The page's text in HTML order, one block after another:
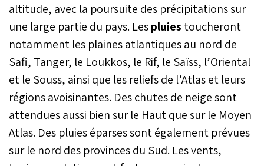
altitude, avec la poursuite des précipitations sur
une large partie du pays. Lespluies toucheront
notamment les plaines atlantiques au nord de
Safi, Tanger, le Loukkos, le Rif, le Saïss, l’Oriental
et le Souss, ainsi que les reliefs de l’Atlas et leurs
régions avoisinantes. Des chutes de neige sont
attendues aussi bien sur le Haut que sur le Moyen
Atlas. Des pluies éparses sont également prévues
sur le nord des provinces du Sud. Les vents,